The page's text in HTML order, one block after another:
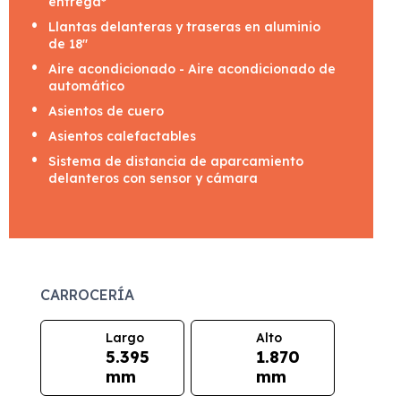
Llantas delanteras y traseras en aluminio
de 18"
Aire acondicionado - Aire acondicionado de
automático
Asientos de cuero
Asientos calefactables
Sistema de distancia de aparcamiento
delanteros con sensor y cámara
CARROCERÍA
Largo
5.395
mm
Alto
1.870
mm